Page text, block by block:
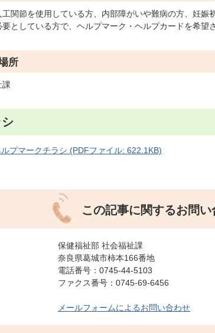
工関節を使用している方、内部障がいや難病の方、妊娠
要としている方で、ヘルプマーク・ヘルプカードを希望
所
課
プマークチラシ (PDFファイル: 622.1KB)
この記事に関するお問い
保健福祉部 社会福祉課
奈良県葛城市柿本166番地
電話番号：0745-44-5103
ファクス番号：0745-69-6456
メールフォームによるお問い合わせ